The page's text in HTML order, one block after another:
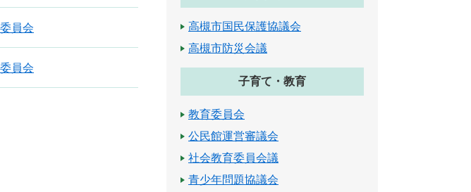
員会
員会
高槻市国民保護協議会
高槻市防災会議
子育て・教育
教育委員会
公民館運営審議会
社会教育委員会議
青少年問題協議会